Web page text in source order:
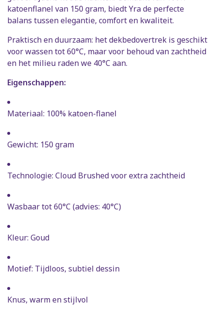
katoenflanel van 150 gram, biedt Yra de perfecte
balans tussen elegantie, comfort en kwaliteit.
Praktisch en duurzaam: het dekbedovertrek is geschikt
voor wassen tot 60°C, maar voor behoud van zachtheid
en het milieu raden we 40°C aan.
Eigenschappen:
Materiaal: 100% katoen-flanel
Gewicht: 150 gram
Technologie: Cloud Brushed voor extra zachtheid
Wasbaar tot 60°C (advies: 40°C)
Kleur: Goud
Motief: Tijdloos, subtiel dessin
Knus, warm en stijlvol